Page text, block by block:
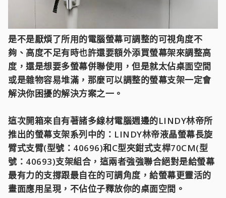
是不是厭煩了所用的電腦螢幕可調整的可視角度不
夠、高度不足有時也許還要額外添買螢幕架來調整高
度，還是想要多螢幕併聯使用，但是就太佔桌面空間
或是雜物容易堆滿，那麼可以調整的螢幕支架一定會
解決你困擾的解決方案之一。
這次開箱來自有著諸多線材電腦週邊的LINDY林帝所
推出的螢幕支架系列中的：LINDY林帝液晶螢幕長旋
臂式支臂(型號：40696)和C型夾鉗式支桿70CM(型
號：40693)支架組合，這兩者強強聯合絕對是給螢幕
最有力的支撐跟最自在的可調角度，給螢幕更靈活的
畫面應用呈現，不佔位子釋放你的桌面空間。